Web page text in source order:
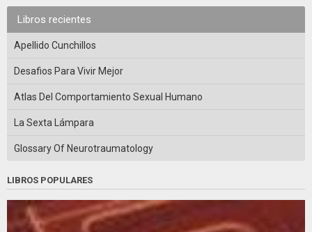
Libros recientes
Apellido Cunchillos
Desafios Para Vivir Mejor
Atlas Del Comportamiento Sexual Humano
La Sexta Lámpara
Glossary Of Neurotraumatology
LIBROS POPULARES